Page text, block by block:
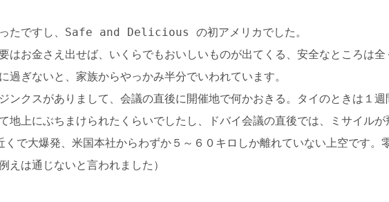
ったですし、Safe and Delicious の初アメリカでした。
はお金さえ出せば、いくらでもおいしいものが出てくる、安全なところは全
ぎないと、家族からやっかみ半分でいわれています。
ンクスがありまして、会議の直後に開催地で何かおきる。タイのときは１週
地上にぶちまけられたくらいでしたし、ドバイ会議の直後では、ミサイルが
で大爆発、米国本社からわずか５～６０キロしか離れていない上空です。
えは通じないと言われました）